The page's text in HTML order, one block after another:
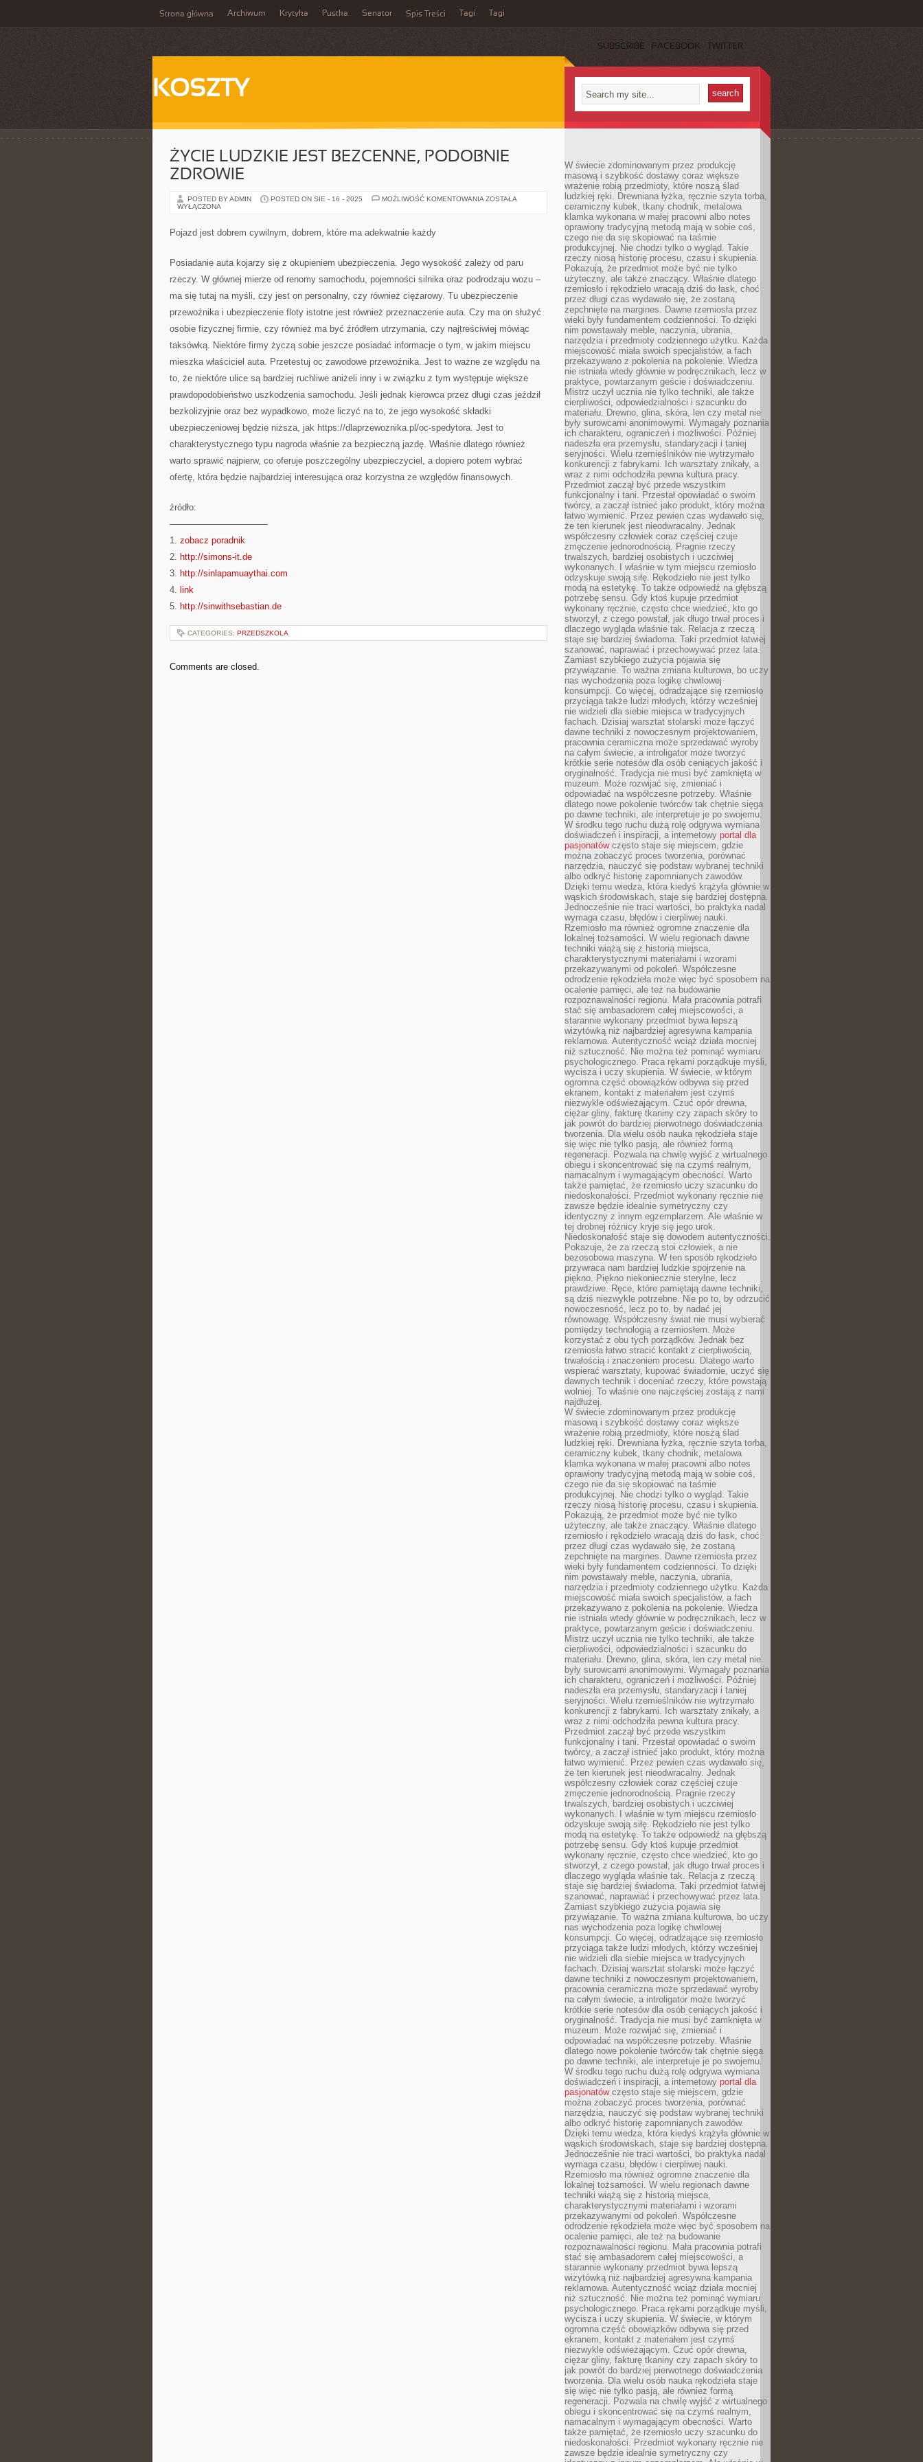
Strona główna Archiwum Krytyka Pustka Senator Spis Treści Tagi Tagi
SUBSCRIBE FACEBOOK TWITTER
KOSZTY
ŻYCIE LUDZKIE JEST BEZCENNE, PODOBNIE
ZDROWIE
POSTED BY ADMIN POSTED ON SIE - 16 - 2025 MOŻLIWOŚĆ KOMENTOWANIA ŻYCIE
ZOSTAŁA
WYŁĄCZONA
Pojazd jest dobrem cywilnym, dobrem, które ma adekwatnie każdy
Posiadanie auta kojarzy się z okupieniem ubezpieczenia. Jego wysokość zależy od paru
rzeczy. W głównej mierze od renomy samochodu, pojemności silnika oraz podrodzaju wozu –
ma się tutaj na myśli, czy jest on personalny, czy również ciężarowy. Tu ubezpieczenie
przewoźnika i ubezpieczenie floty istotne jest również przeznaczenie auta. Czy ma on służyć
osobie fizycznej firmie, czy również ma być źródłem utrzymania, czy najtreściwiej mówiąc
taksówką. Niektóre firmy życzą sobie jeszcze posiadać informacje o tym, w jakim miejscu
mieszka właściciel auta. Przetestuj oc zawodowe przewoźnika. Jest to ważne ze względu na
to, że niektóre ulice są bardziej ruchliwe aniżeli inny i w związku z tym występuje większe
prawdopodobieństwo uszkodzenia samochodu. Jeśli jednak kierowca przez długi czas jeździł
bezkolizyjnie oraz bez wypadkowo, może liczyć na to, że jego wysokość składki
ubezpieczeniowej będzie niższa, jak https://dlaprzewoznika.pl/oc-spedytora. Jest to
charakterystycznego typu nagroda właśnie za bezpieczną jazdę. Właśnie dlatego również
warto sprawić najpierw, co oferuje poszczególny ubezpieczyciel, a dopiero potem wybrać
ofertę, która będzie najbardziej interesująca oraz korzystna ze względów finansowych.
źródło:
———————————
1. zobacz poradnik
2. http://simons-it.de
3. http://sinlapamuaythai.com
4. link
5. http://sinwithsebastian.de
CATEGORIES: PRZEDSZKOLA
Comments are closed.
W świecie zdominowanym przez produkcję
masową i szybkość dostawy coraz większe
wrażenie robią przedmioty, które noszą ślad
ludzkiej ręki. Drewniana łyżka, ręcznie szyta torba,
ceramiczny kubek, tkany chodnik, metalowa
klamka wykonana w małej pracowni albo notes
oprawiony tradycyjną metodą mają w sobie coś,
czego nie da się skopiować na taśmie
produkcyjnej. Nie chodzi tylko o wygląd. Takie
rzeczy niosą historię procesu, czasu i skupienia.
Pokazują, że przedmiot może być nie tylko
użyteczny, ale także znaczący. Właśnie dlatego
rzemiosło i rękodzieło wracają dziś do łask, choć
przez długi czas wydawało się, że zostaną
zepchnięte na margines. Dawne rzemiosła przez
wieki były fundamentem codzienności. To dzięki
nim powstawały meble, naczynia, ubrania,
narzędzia i przedmioty codziennego użytku. Każda
miejscowość miała swoich specjalistów, a fach
przekazywano z pokolenia na pokolenie. Wiedza
nie istniała wtedy głównie w podręcznikach, lecz w
praktyce, powtarzanym geście i doświadczeniu.
Mistrz uczył ucznia nie tylko techniki, ale także
cierpliwości, odpowiedzialności i szacunku do
materiału. Drewno, glina, skóra, len czy metal nie
były surowcami anonimowymi. Wymagały poznania
ich charakteru, ograniczeń i możliwości. Później
nadeszła era przemysłu, standaryzacji i taniej
seryjności. Wielu rzemieślników nie wytrzymało
konkurencji z fabrykami. Ich warsztaty znikały, a
wraz z nimi odchodziła pewna kultura pracy.
Przedmiot zaczął być przede wszystkim
funkcjonalny i tani. Przestał opowiadać o swoim
twórcy, a zaczął istnieć jako produkt, który można
łatwo wymienić. Przez pewien czas wydawało się,
że ten kierunek jest nieodwracalny. Jednak
współczesny człowiek coraz częściej czuje
zmęczenie jednorodnością. Pragnie rzeczy
trwalszych, bardziej osobistych i uczciwiej
wykonanych. I właśnie w tym miejscu rzemiosło
odzyskuje swoją siłę. Rękodzieło nie jest tylko
modą na estetykę. To także odpowiedź na głębszą
potrzebę sensu. Gdy ktoś kupuje przedmiot
wykonany ręcznie, często chce wiedzieć, kto go
stworzył, z czego powstał, jak długo trwał proces i
dlaczego wygląda właśnie tak. Relacja z rzeczą
staje się bardziej świadoma. Taki przedmiot łatwiej
szanować, naprawiać i przechowywać przez lata.
Zamiast szybkiego zużycia pojawia się
przywiązanie. To ważna zmiana kulturowa, bo uczy
nas wychodzenia poza logikę chwilowej
konsumpcji. Co więcej, odradzające się rzemiosło
przyciąga także ludzi młodych, którzy wcześniej
nie widzieli dla siebie miejsca w tradycyjnych
fachach. Dzisiaj warsztat stolarski może łączyć
dawne techniki z nowoczesnym projektowaniem,
pracownia ceramiczna może sprzedawać wyroby
na całym świecie, a introligator może tworzyć
krótkie serie notesów dla osób ceniących jakość i
oryginalność. Tradycja nie musi być zamknięta w
muzeum. Może rozwijać się, zmieniać i
odpowiadać na współczesne potrzeby. Właśnie
dlatego nowe pokolenie twórców tak chętnie sięga
po dawne techniki, ale interpretuje je po swojemu.
W środku tego ruchu dużą rolę odgrywa wymiana
doświadczeń i inspiracji, a internetowy portal dla
pasjonatówczęsto staje się miejscem, gdzie
można zobaczyć proces tworzenia, porównać
narzędzia, nauczyć się podstaw wybranej techniki
albo odkryć historię zapomnianych zawodów.
Dzięki temu wiedza, która kiedyś krążyła głównie w
wąskich środowiskach, staje się bardziej dostępna.
Jednocześnie nie traci wartości, bo praktyka nadal
wymaga czasu, błędów i cierpliwej nauki.
Rzemiosło ma również ogromne znaczenie dla
lokalnej tożsamości. W wielu regionach dawne
techniki wiążą się z historią miejsca,
charakterystycznymi materiałami i wzorami
przekazywanymi od pokoleń. Współczesne
odrodzenie rękodzieła może więc być sposobem na
ocalenie pamięci, ale też na budowanie
rozpoznawalności regionu. Mała pracownia potrafi
stać się ambasadorem całej miejscowości, a
starannie wykonany przedmiot bywa lepszą
wizytówką niż najbardziej agresywna kampania
reklamowa. Autentyczność wciąż działa mocniej
niż sztuczność. Nie można też pominąć wymiaru
psychologicznego. Praca rękami porządkuje myśli,
wycisza i uczy skupienia. W świecie, w którym
ogromna część obowiązków odbywa się przed
ekranem, kontakt z materiałem jest czymś
niezwykle odświeżającym. Czuć opór drewna,
ciężar gliny, fakturę tkaniny czy zapach skóry to
jak powrót do bardziej pierwotnego doświadczenia
tworzenia. Dla wielu osób nauka rękodzieła staje
się więc nie tylko pasją, ale również formą
regeneracji. Pozwala na chwilę wyjść z wirtualnego
obiegu i skoncentrować się na czymś realnym,
namacalnym i wymagającym obecności. Warto
także pamiętać, że rzemiosło uczy szacunku do
niedoskonałości. Przedmiot wykonany ręcznie nie
zawsze będzie idealnie symetryczny czy
identyczny z innym egzemplarzem. Ale właśnie w
tej drobnej różnicy kryje się jego urok.
Niedoskonałość staje się dowodem autentyczności.
Pokazuje, że za rzeczą stoi człowiek, a nie
bezosobowa maszyna. W ten sposób rękodzieło
przywraca nam bardziej ludzkie spojrzenie na
piękno. Piękno niekoniecznie sterylne, lecz
prawdziwe. Ręce, które pamiętają dawne techniki,
są dziś niezwykle potrzebne. Nie po to, by odrzucić
nowoczesność, lecz po to, by nadać jej
równowagę. Współczesny świat nie musi wybierać
pomiędzy technologią a rzemiosłem. Może
korzystać z obu tych porządków. Jednak bez
rzemiosła łatwo stracić kontakt z cierpliwością,
trwałością i znaczeniem procesu. Dlatego warto
wspierać warsztaty, kupować świadomie, uczyć się
dawnych technik i doceniać rzeczy, które powstają
wolniej. To właśnie one najczęściej zostają z nami
najdłużej.
W świecie zdominowanym przez produkcję
masową i szybkość dostawy coraz większe
wrażenie robią przedmioty, które noszą ślad
ludzkiej ręki. Drewniana łyżka, ręcznie szyta torba,
ceramiczny kubek, tkany chodnik, metalowa
klamka wykonana w małej pracowni albo notes
oprawiony tradycyjną metodą mają w sobie coś,
czego nie da się skopiować na taśmie
produkcyjnej. Nie chodzi tylko o wygląd. Takie
rzeczy niosą historię procesu, czasu i skupienia.
Pokazują, że przedmiot może być nie tylko
użyteczny, ale także znaczący. Właśnie dlatego
rzemiosło i rękodzieło wracają dziś do łask, choć
przez długi czas wydawało się, że zostaną
zepchnięte na margines. Dawne rzemiosła przez
wieki były fundamentem codzienności. To dzięki
nim powstawały meble, naczynia, ubrania,
narzędzia i przedmioty codziennego użytku. Każda
miejscowość miała swoich specjalistów, a fach
przekazywano z pokolenia na pokolenie. Wiedza
nie istniała wtedy głównie w podręcznikach, lecz w
praktyce, powtarzanym geście i doświadczeniu.
Mistrz uczył ucznia nie tylko techniki, ale także
cierpliwości, odpowiedzialności i szacunku do
materiału. Drewno, glina, skóra, len czy metal nie
były surowcami anonimowymi. Wymagały poznania
ich charakteru, ograniczeń i możliwości. Później
nadeszła era przemysłu, standaryzacji i taniej
seryjności. Wielu rzemieślników nie wytrzymało
konkurencji z fabrykami. Ich warsztaty znikały, a
wraz z nimi odchodziła pewna kultura pracy.
Przedmiot zaczął być przede wszystkim
funkcjonalny i tani. Przestał opowiadać o swoim
twórcy, a zaczął istnieć jako produkt, który można
łatwo wymienić. Przez pewien czas wydawało się,
że ten kierunek jest nieodwracalny. Jednak
współczesny człowiek coraz częściej czuje
zmęczenie jednorodnością. Pragnie rzeczy
trwalszych, bardziej osobistych i uczciwiej
wykonanych. I właśnie w tym miejscu rzemiosło
odzyskuje swoją siłę. Rękodzieło nie jest tylko
modą na estetykę. To także odpowiedź na głębszą
potrzebę sensu. Gdy ktoś kupuje przedmiot
wykonany ręcznie, często chce wiedzieć, kto go
stworzył, z czego powstał, jak długo trwał proces i
dlaczego wygląda właśnie tak. Relacja z rzeczą
staje się bardziej świadoma. Taki przedmiot łatwiej
szanować, naprawiać i przechowywać przez lata.
Zamiast szybkiego zużycia pojawia się
przywiązanie. To ważna zmiana kulturowa, bo uczy
nas wychodzenia poza logikę chwilowej
konsumpcji. Co więcej, odradzające się rzemiosło
przyciąga także ludzi młodych, którzy wcześniej
nie widzieli dla siebie miejsca w tradycyjnych
fachach. Dzisiaj warsztat stolarski może łączyć
dawne techniki z nowoczesnym projektowaniem,
pracownia ceramiczna może sprzedawać wyroby
na całym świecie, a introligator może tworzyć
krótkie serie notesów dla osób ceniących jakość i
oryginalność. Tradycja nie musi być zamknięta w
muzeum. Może rozwijać się, zmieniać i
odpowiadać na współczesne potrzeby. Właśnie
dlatego nowe pokolenie twórców tak chętnie sięga
po dawne techniki, ale interpretuje je po swojemu.
W środku tego ruchu dużą rolę odgrywa wymiana
doświadczeń i inspiracji, a internetowy portal dla
pasjonatówczęsto staje się miejscem, gdzie
można zobaczyć proces tworzenia, porównać
narzędzia, nauczyć się podstaw wybranej techniki
albo odkryć historię zapomnianych zawodów.
Dzięki temu wiedza, która kiedyś krążyła głównie w
wąskich środowiskach, staje się bardziej dostępna.
Jednocześnie nie traci wartości, bo praktyka nadal
wymaga czasu, błędów i cierpliwej nauki.
Rzemiosło ma również ogromne znaczenie dla
lokalnej tożsamości. W wielu regionach dawne
techniki wiążą się z historią miejsca,
charakterystycznymi materiałami i wzorami
przekazywanymi od pokoleń. Współczesne
odrodzenie rękodzieła może więc być sposobem na
ocalenie pamięci, ale też na budowanie
rozpoznawalności regionu. Mała pracownia potrafi
stać się ambasadorem całej miejscowości, a
starannie wykonany przedmiot bywa lepszą
wizytówką niż najbardziej agresywna kampania
reklamowa. Autentyczność wciąż działa mocniej
niż sztuczność. Nie można też pominąć wymiaru
psychologicznego. Praca rękami porządkuje myśli,
wycisza i uczy skupienia. W świecie, w którym
ogromna część obowiązków odbywa się przed
ekranem, kontakt z materiałem jest czymś
niezwykle odświeżającym. Czuć opór drewna,
ciężar gliny, fakturę tkaniny czy zapach skóry to
jak powrót do bardziej pierwotnego doświadczenia
tworzenia. Dla wielu osób nauka rękodzieła staje
się więc nie tylko pasją, ale również formą
regeneracji. Pozwala na chwilę wyjść z wirtualnego
obiegu i skoncentrować się na czymś realnym,
namacalnym i wymagającym obecności. Warto
także pamiętać, że rzemiosło uczy szacunku do
niedoskonałości. Przedmiot wykonany ręcznie nie
zawsze będzie idealnie symetryczny czy